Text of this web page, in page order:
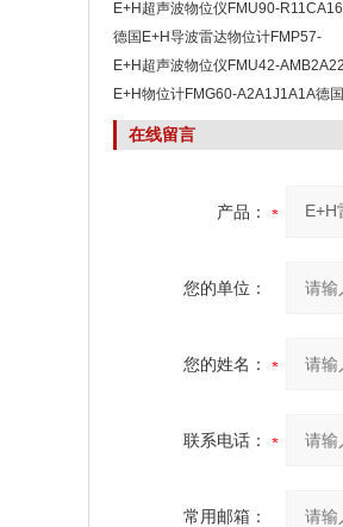
E+H超声波物位仪FMU90-
算
德国E+H导波雷达物位计FMP57-
AAACCALCA4GG
E+H超声波物位仪FMU42-
E+H物位计FMG60-A2A1J1A1A德
在线留言
产品：
您的单位：
您的姓名：
联系电话：
常用邮箱：